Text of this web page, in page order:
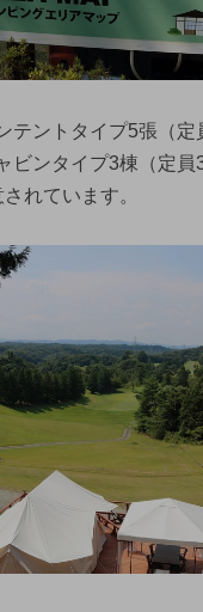
テントタイプ5張（定
ビンタイプ3棟（定員
れています。